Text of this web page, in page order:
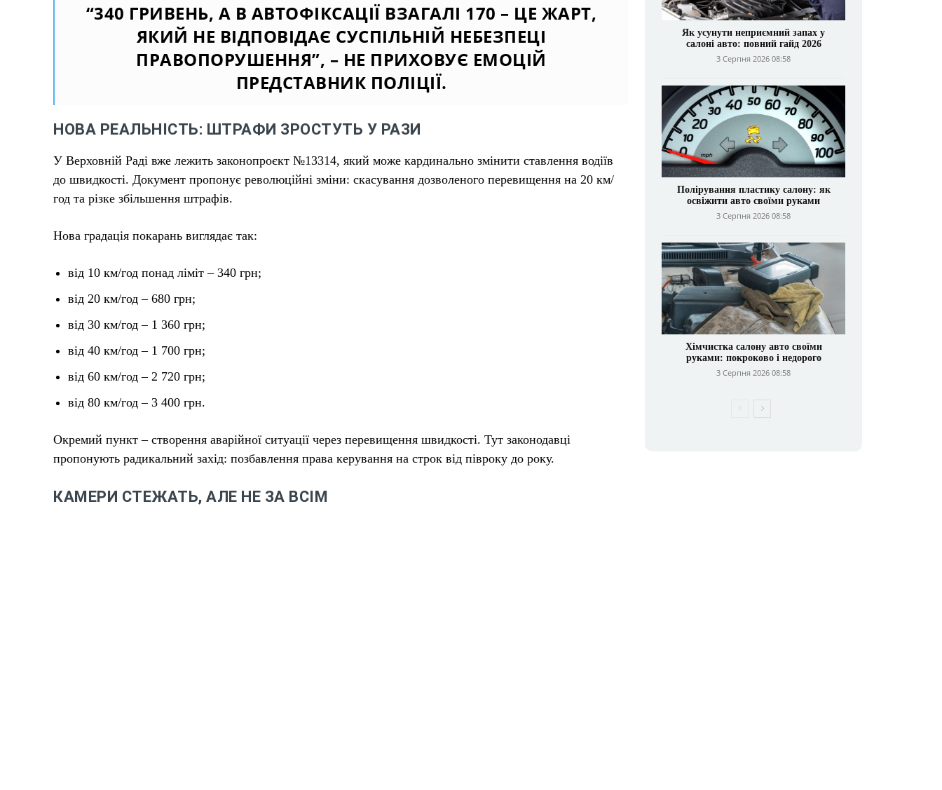
“340 ГРИВЕНЬ, А В АВТОФІКСАЦІЇ ВЗАГАЛІ 170 – ЦЕ ЖАРТ,
ЯКИЙ НЕ ВІДПОВІДАЄ СУСПІЛЬНІЙ НЕБЕЗПЕЦІ
ПРАВОПОРУШЕННЯ”, – НЕ ПРИХОВУЄ ЕМОЦІЙ
ПРЕДСТАВНИК ПОЛІЦІЇ.
НОВА РЕАЛЬНІСТЬ: ШТРАФИ ЗРОСТУТЬ У РАЗИ
У Верховній Раді вже лежить законопроєкт №13314, який може кардинально змінити ставлення водіїв
до швидкості. Документ пропонує революційні зміни: скасування дозволеного перевищення на 20 км/
год та різке збільшення штрафів.
Нова градація покарань виглядає так:
від 10 км/год понад ліміт – 340 грн;
від 20 км/год – 680 грн;
від 30 км/год – 1 360 грн;
від 40 км/год – 1 700 грн;
від 60 км/год – 2 720 грн;
від 80 км/год – 3 400 грн.
Окремий пункт – створення аварійної ситуації через перевищення швидкості. Тут законодавці
пропонують радикальний захід: позбавлення права керування на строк від півроку до року.
КАМЕРИ СТЕЖАТЬ, АЛЕ НЕ ЗА ВСІМ
Як усунути неприємний запах у
салоні авто: повний гайд 2026
3 Серпня 2026 08:58
Полірування пластику салону: як
освіжити авто своїми руками
3 Серпня 2026 08:58
Хімчистка салону авто своїми
руками: покроково і недорого
3 Серпня 2026 08:58